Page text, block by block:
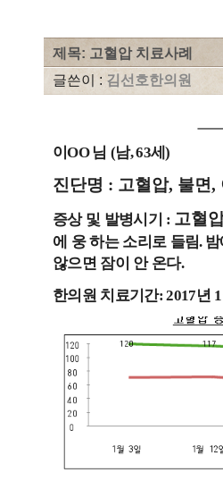
제목: 고혈압 치료사례
글쓴이 : 김선호한의원
이OO 님(남, 63세)
진단명 : 고혈압, 불면,
증상 및 발병시기 : 고혈
에 웅 하는 소리로 들림.
않으면 잠이 안 온다.
한의원 치료기간: 2017년 1